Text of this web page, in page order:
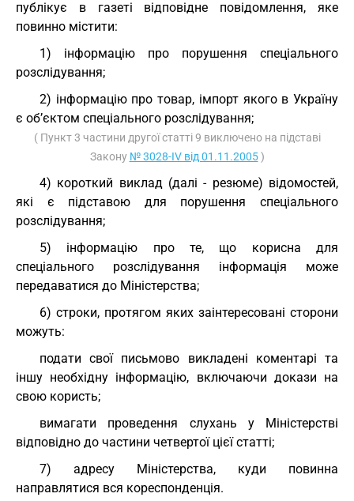
публікує в газеті відповідне повідомлення, яке
повинно містити:
1) інформацію про порушення спеціального
розслідування;
2) інформацію про товар, імпорт якого в Україну
є об’єктом спеціального розслідування;
( Пункт 3 частини другої статті 9 виключено на підставі
Закону № 3028-IV від 01.11.2005)
4) короткий виклад (далі - резюме) відомостей,
які є підставою для порушення спеціального
розслідування;
5) інформацію про те, що корисна для
спеціального розслідування інформація може
передаватися до Міністерства;
6) строки, протягом яких заінтересовані сторони
можуть:
подати свої письмово викладені коментарі та
іншу необхідну інформацію, включаючи докази на
свою користь;
вимагати проведення слухань у Міністерстві
відповідно до частини четвертої цієї статті;
7) адресу Міністерства, куди повинна
направлятися вся кореспонденція.